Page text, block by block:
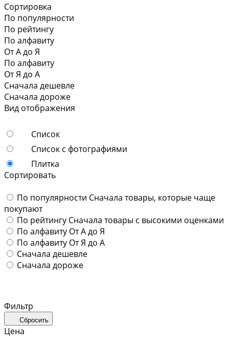
Сортировка
По популярности
По рейтингу
По алфавиту
От А до Я
По алфавиту
От Я до А
Сначала дешевле
Сначала дороже
Вид отображения
Список
Список с фотографиями
Плитка
Сортировать
По популярности Сначала товары, которые чаще
покупают
По рейтингу Сначала товары с высокими оценками
По алфавиту От А до Я
По алфавиту От Я до А
Сначала дешевле
Сначала дороже
Фильтр
Сбросить
Цена